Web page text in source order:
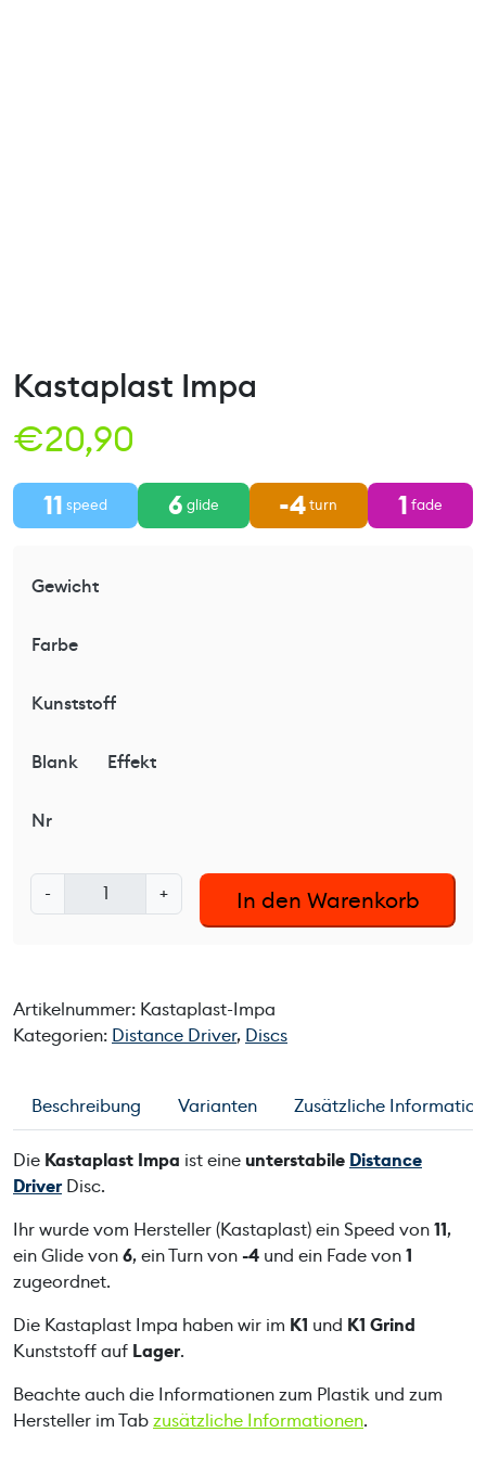
Kastaplast Impa
€20,90
11 speed 6 glide -4turn 1 fade
Gewicht
Farbe
Kunststoff
Blank Effekt
Nr
-
a
p
l
t
m
p
a
M
e
g
e
+ In den Warenkorb
Artikelnummer: Kastaplast-Impa
Kategorien: Distance Driver, Discs
Beschreibung Varianten Zusätzliche
Die Kastaplast Impa ist eine unterstabile Distance
DriverDisc.
Ihr wurde vom Hersteller (Kastaplast) ein Speed von11,
ein Glide von6, ein Turn von-4 und ein Fade von1
zugeordnet.
Die Kastaplast Impa haben wir im K1 und K1 Grind
Kunststoff auf Lager.
Beachte auch die Informationen zum Plastik und zum
Hersteller im Tabzusätzliche Informationen.